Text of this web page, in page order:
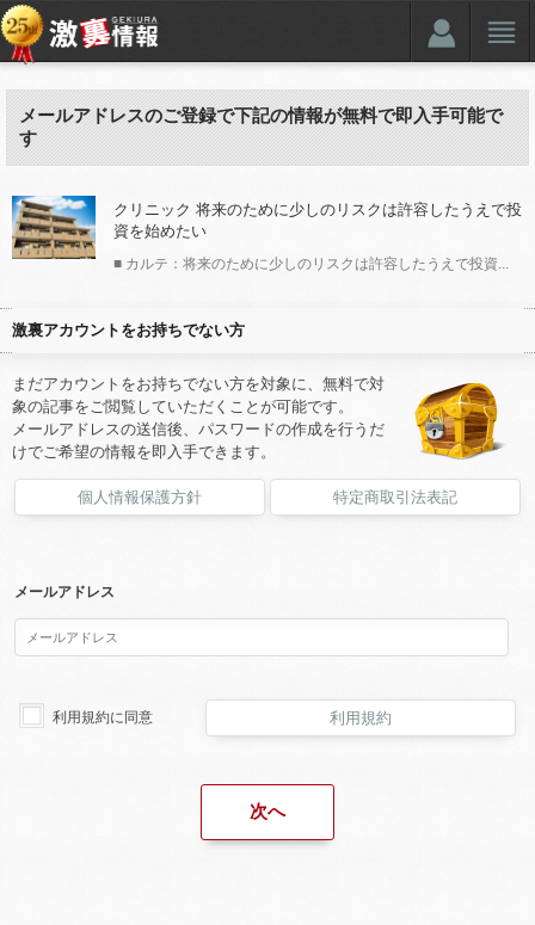
メールアドレスのご登録で下記の情報が無料で即入手可能で
す
クリニック 将来のために少しのリスクは許容したうえで投
資を始めたい
■ カルテ：将来のために少しのリスクは許容したうえで投資...
激裏アカウントをお持ちでない方
まだアカウントをお持ちでない方を対象に、無料で対
象の記事をご閲覧していただくことが可能です。
メールアドレスの送信後、パスワードの作成を行うだ
けでご希望の情報を即入手できます。
個人情報保護方針 特定商取引法表記
メールアドレス
利用規約に同意 利用規約